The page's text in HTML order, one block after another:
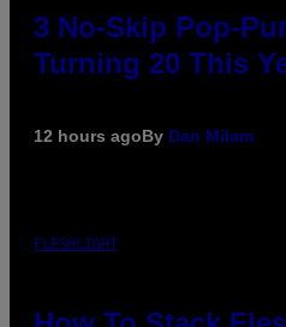
3 No-Skip Pop-
Turning 20 This
12 hours agoBy Dan Milam
FLESHLIGHT